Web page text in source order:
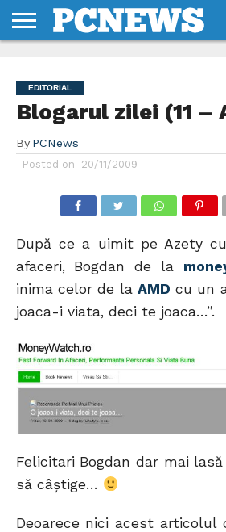
NOI
SI
CONDITII
EDITORIAL
Blogarul zilei (11 –
By PCNews
Posted on 20/11/2009
După ce a uimit pe Azety
afaceri, Bogdan de la
inima celor de laAMD cu un
joaca-i viata, deci te joaca…”.
Felicitari Bogdan dar mai
să câştige…
Deoarece nici acest articolul